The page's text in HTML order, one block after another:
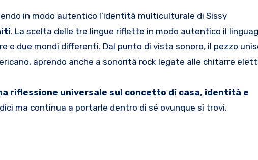
in modo autentico l’identità multiculturale di Sissy
. La scelta delle tre lingue riflette in modo autentico il
e due mondi differenti. Dal punto di vista sonoro, il pezzo
aprendo anche a sonorità rock legate alle chitarre
riflessione universale sul concetto di casa, identità e
ma continua a portarle dentro di sé ovunque si trovi.